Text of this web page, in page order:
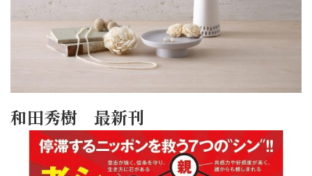
和田秀樹 最新刊